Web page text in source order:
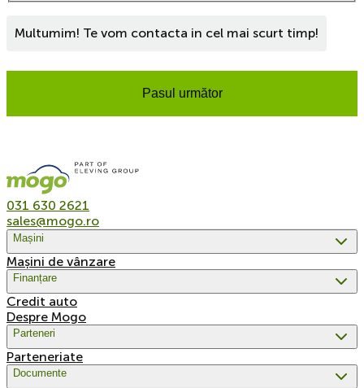
Multumim! Te vom contacta in cel mai scurt timp!
Pasul următor
031 630 2621
sales@mogo.ro
Mașini
Mașini de vânzare
Finanțare
Credit auto
Despre Mogo
Parteneri
Parteneriate
Documente